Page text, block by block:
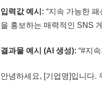
입력값 예시: “지속 가능한
을 홍보하는 매력적인 SNS
결과물 예시 (AI 생성): “#지
안녕하세요, [기업명]입니다.